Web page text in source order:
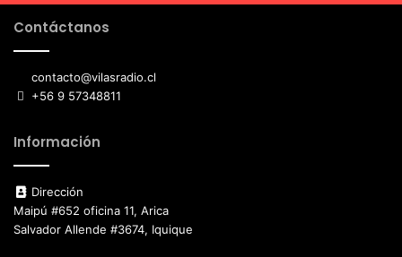
Contáctanos
contacto@vilasradio.cl
+56 9 57348811
Información
Dirección
Maipú #652 oficina 11, Arica
Salvador Allende #3674, Iquique